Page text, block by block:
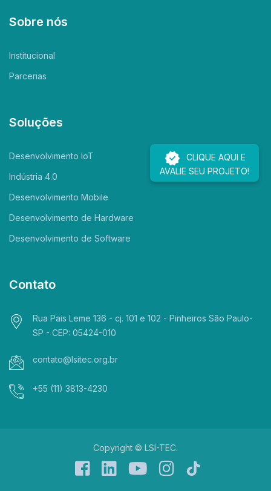
Sobre nós
Institucional
Parcerias
Soluções
Desenvolvimento IoT
Indústria 4.0
Desenvolvimento Mobile
Desenvolvimento de Hardware
Desenvolvimento de Software
Contato
Rua Pais Leme 136 - cj. 101 e 102 - Pinheiros São Paulo-
SP - CEP: 05424-010
contato@lsitec.org.br
+55 (11) 3813-4230
Copyright © LSI-TEC.
facebooklinkedin instagram
CLIQUE AQUI E
AVALIE SEU PROJETO!